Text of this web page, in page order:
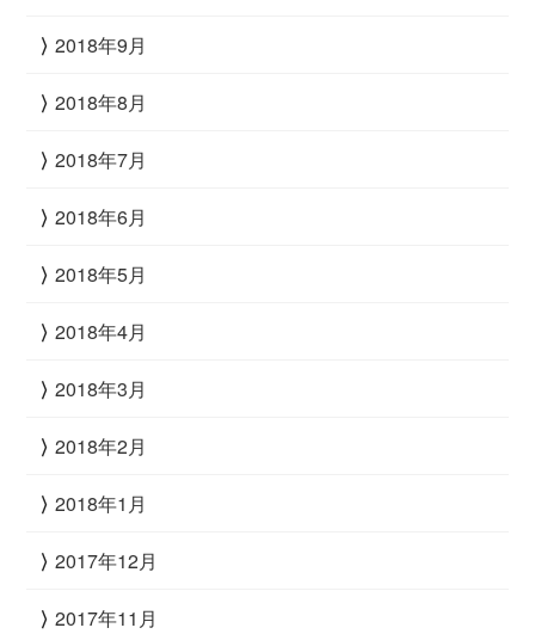
2018年9月
2018年8月
2018年7月
2018年6月
2018年5月
2018年4月
2018年3月
2018年2月
2018年1月
2017年12月
2017年11月